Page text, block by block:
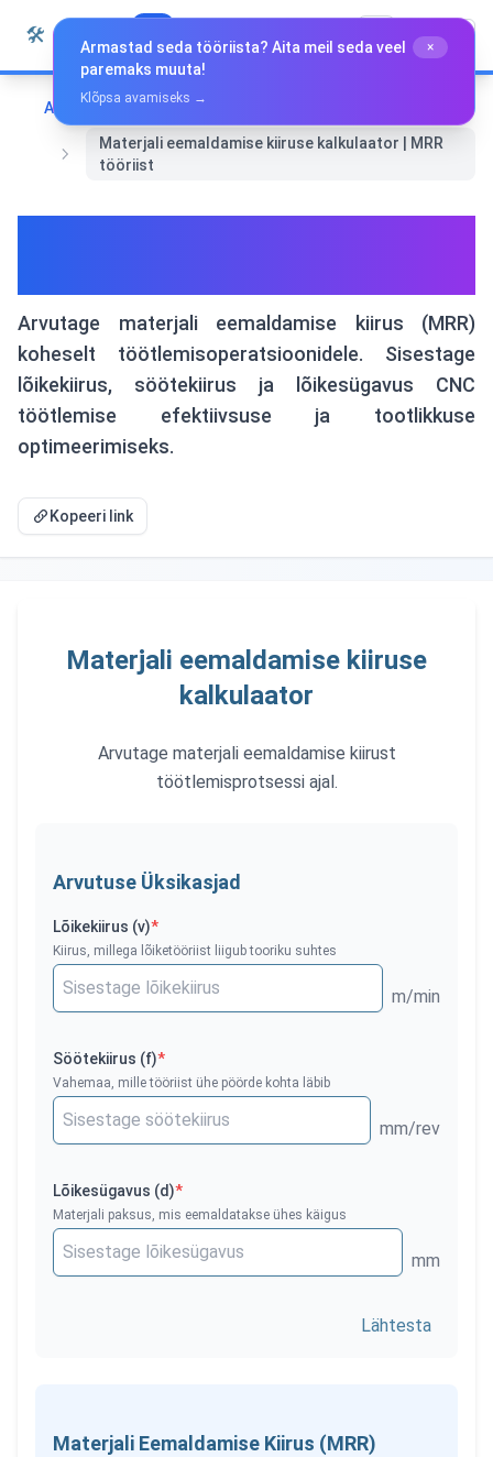
Liigu sisu juurde
🛠️ Eesti
Avaleht
Eri tööriistad
Materjali eemaldamise kiiruse kalkulaator | MRR
tööriist
Arvutage materjali eemaldamise kiirus (MRR)
koheselt töötlemisoperatsioonidele. Sisestage
lõikekiirus, söötekiirus ja lõikesügavus CNC
töötlemise efektiivsuse ja tootlikkuse
optimeerimiseks.
Kopeeri link
Materjali eemaldamise kiiruse
kalkulaator
Arvutage materjali eemaldamise kiirust
töötlemisprotsessi ajal.
Arvutuse Üksikasjad
Lõikekiirus (v)*
Kiirus, millega lõiketööriist liigub tooriku suhtes
m/min
Söötekiirus (f)*
Vahemaa, mille tööriist ühe pöörde kohta läbib
mm/rev
Lõikesügavus (d)*
Materjali paksus, mis eemaldatakse ühes käigus
mm
Lähtesta
Materjali Eemaldamise Kiirus (MRR)
Armastad seda tööriista? Aita meil seda veel
paremaks muuta!
×
Klõpsa avamiseks →